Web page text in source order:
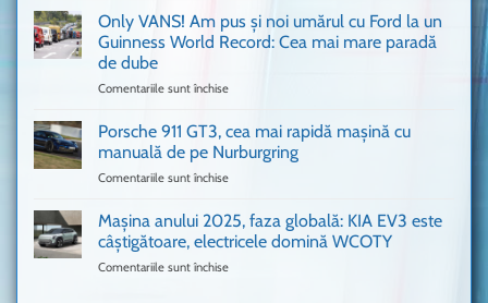
mașină
Ferrari
așa
mulți
în
UK,
nevoie
de
Only VANS! Am pus și noi umărul cu Ford la un
Guinness World Record: Cea mai mare paradă
de dube
Comentariile sunt închise
VANS!
Am
pus
umărul
cu
Porsche 911 GT3, cea mai rapidă mașină cu
manuală de pe Nurburgring
Comentariile sunt închise
911
GT3,
cea
Mașina anului 2025, faza globală: KIA EV3 este
câștigătoare, electricele domină WCOTY
Comentariile sunt închise